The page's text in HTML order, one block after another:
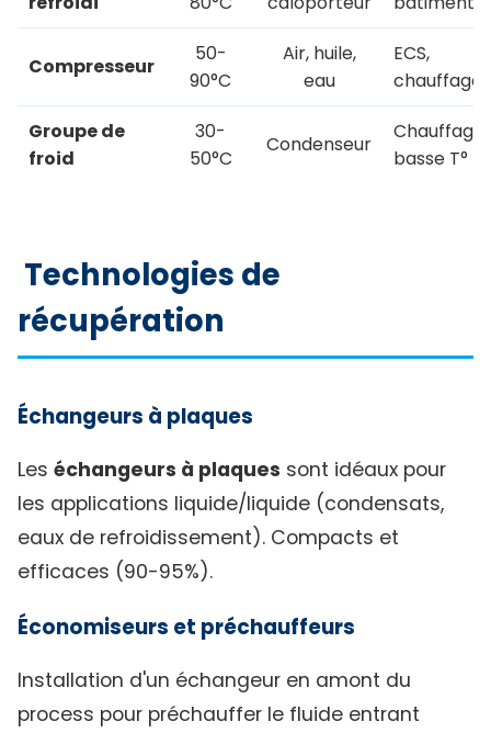
Compresseur
50-
90°C
Air, huile,
eau
ECS,
chauffage
Groupe de
froid
30-
50°C
Condenseur
Chauffage
basse T°
Technologies de
récupération
Échangeurs à plaques
Les échangeurs à plaques sont idéaux pour
les applications liquide/liquide (condensats,
eaux de refroidissement). Compacts et
efficaces (90-95%).
Économiseurs et préchauffeurs
Installation d'un échangeur en amont du
process pour préchauffer le fluide entrant